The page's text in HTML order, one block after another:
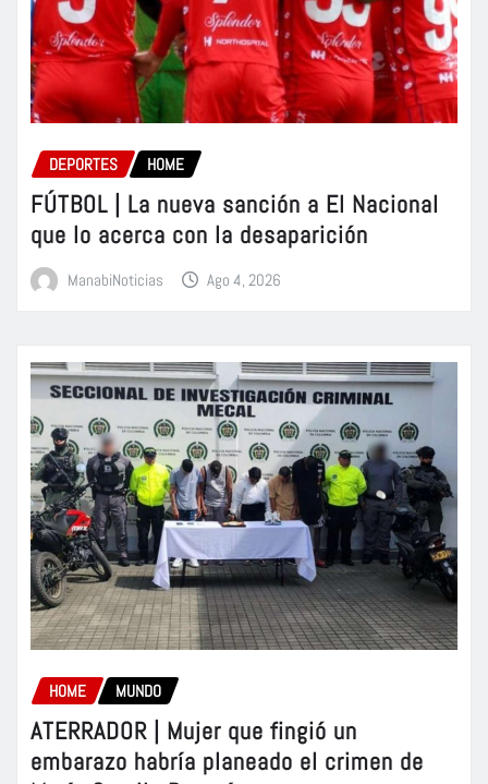
DEPORTES HOME
FÚTBOL | La nueva sanción a El Nacional
que lo acerca con la desaparición
ManabiNoticias Ago 4, 2026
HOME MUNDO
ATERRADOR | Mujer que fingió un
embarazo habría planeado el crimen de